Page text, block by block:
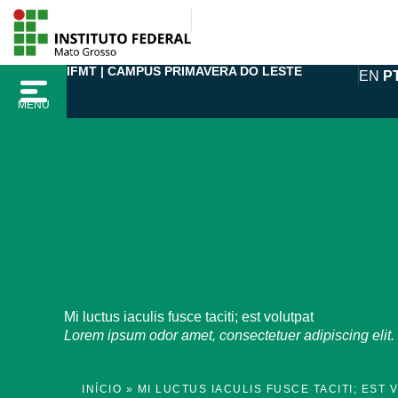
para
conteúdo
MENU
IFMT | CAMPUS PRIMAVERA DO LESTE EN
Mi luctus iaculis fusce taciti; est volutpat
Lorem ipsum odor amet, consectetuer adipiscing
INÍCIO » MI LUCTUS IACULIS FUSCE TACITI; EST